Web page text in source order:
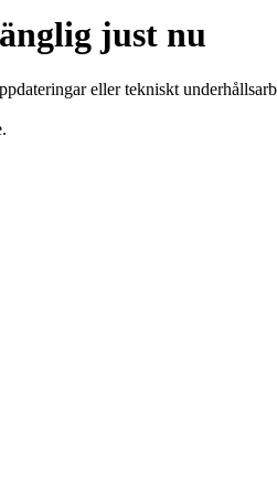
just nu
eller tekniskt